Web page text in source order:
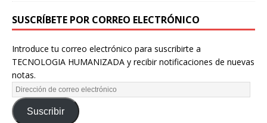
SUSCRÍBETE POR CORREO ELECTRÓNICO
Introduce tu correo electrónico para suscribirte a
TECNOLOGIA HUMANIZADA y recibir notificaciones de nuevas
notas.
Suscribir